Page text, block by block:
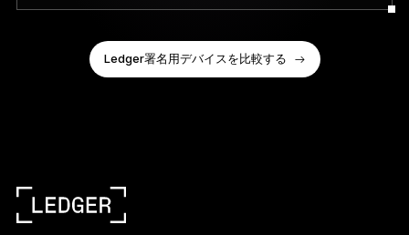
Ledger署名用デバイスを比較する